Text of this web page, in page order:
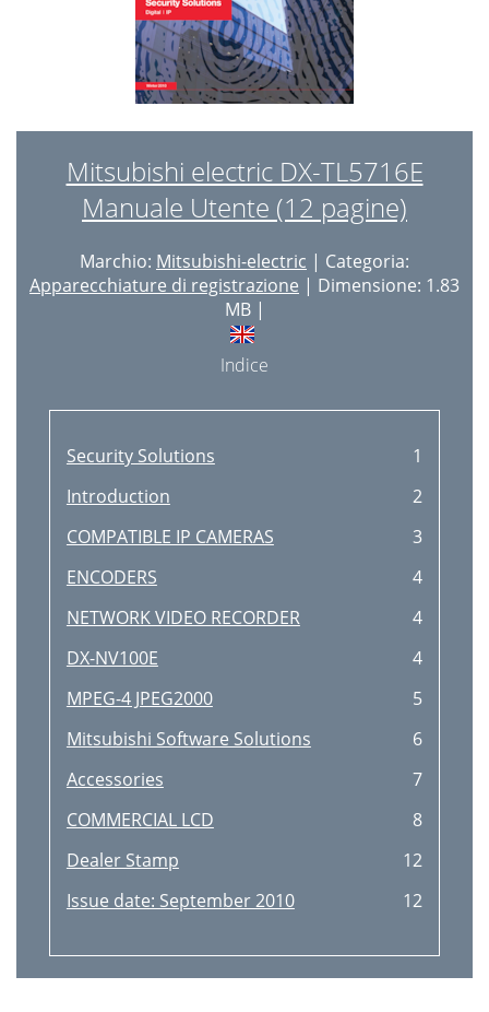
Mitsubishi electric DX-TL5716E
Manuale Utente (12 pagine)
Marchio: Mitsubishi-electric | Categoria:
Apparecchiature di registrazione | Dimensione: 1.83
MB |
Indice
Security Solutions
1
Introduction
2
COMPATIBLE IP CAMERAS
3
ENCODERS
4
NETWORK VIDEO RECORDER
4
DX-NV100E
4
MPEG-4 JPEG2000
5
Mitsubishi Software Solutions
6
Accessories
7
COMMERCIAL LCD
8
Dealer Stamp
12
Issue date: September 2010
12